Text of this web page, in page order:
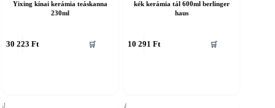
Yixing kínai kerámia teáskanna
230ml
30 223 Ft 🛒
kék kerámia tál 600ml berlinger
haus
10 291 Ft 🛒